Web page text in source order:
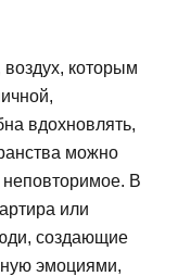
которым
вдохновлять,
можно
неповторимое. В
или
создающие
эмоциями,